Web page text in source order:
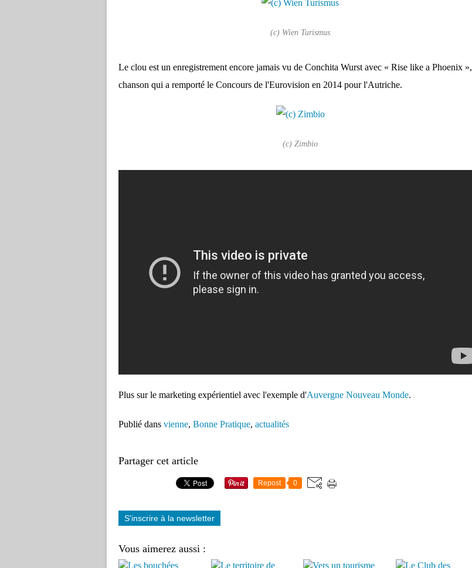
(c) Wien Turismus
Le clou est un enregistrement encore jamais vu de Conchita Wurst avec « Rise like a Phoenix »,
chanson qui a remporté le Concours de l'Eurovision en 2014 pour l'Autriche.
(c) Zimbio
Plus sur le marketing expérientiel avec l'exemple d'Auvergne Nouveau Monde.
Publié dans vienne, Bonne Pratique, actualités
Partager cet article
Repost 0
S'inscrire à la newsletter
Vous aimerez aussi :